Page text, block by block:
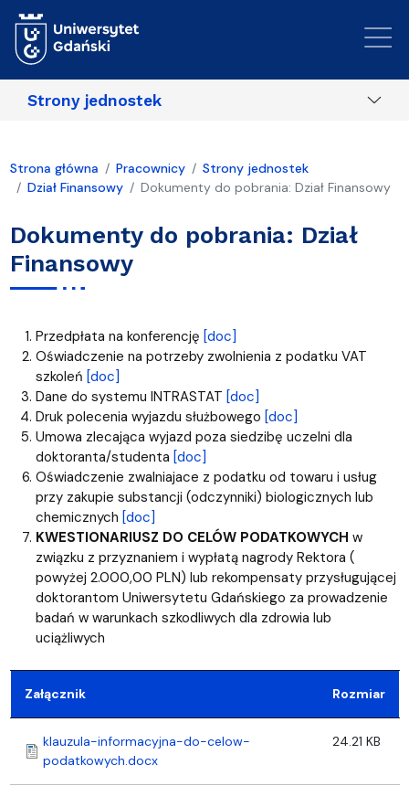
Strony jednostek
Strona główna Pracownicy
Strony jednostek
Dział Finansowy
Dokumenty do pobrania: Dział Finansowy
Dokumenty do pobrania: Dział
Finansowy
Przedpłata na konferencję [doc]
Oświadczenie na potrzeby zwolnienia z podatku VAT
szkoleń [doc]
Dane do systemu INTRASTAT [doc]
Druk polecenia wyjazdu służbowego [doc]
Umowa zlecająca wyjazd poza siedzibę uczelni dla
doktoranta/studenta [doc]
Oświadczenie zwalniajace z podatku od towaru i usług
przy zakupie substancji (odczynniki) biologicznych lub
chemicznych [doc]
KWESTIONARIUSZ DO CELÓW PODATKOWYCH w
związku z przyznaniem i wypłatą nagrody Rektora (
powyżej 2.000,00 PLN) lub rekompensaty przysługującej
doktorantom Uniwersytetu Gdańskiego za prowadzenie
badań w warunkach szkodliwych dla zdrowia lub
uciążliwych
Załącznik Rozmiar
klauzula-informacyjna-do-celow-
podatkowych.docx
24.21 KB